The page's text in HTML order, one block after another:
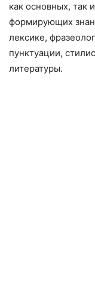
как основных, так
формирующих
лексике,
пунктуации,
литературы.